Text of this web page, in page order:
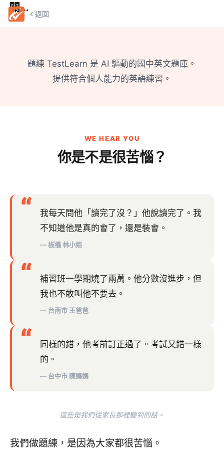
返回
關於我們
題練 TestLearn 是 AI 驅動的國中英文題庫。
提供符合個人能力的英語練習。
WE HEAR YOU
你是不是很苦惱？
“
我每天問他「讀完了沒？」他說讀完了。我
不知道他是真的會了，還是裝會。
— 板橋 林小姐
“
補習班一學期燒了兩萬。他分數沒進步，但
我也不敢叫他不要去。
— 台南市 王爸爸
“
同樣的錯，他考前訂正過了。考試又錯一樣
的。
— 台中市 陳媽媽
這些是我們從家長那裡聽到的話。
我們做題練，是因為大家都很苦惱。